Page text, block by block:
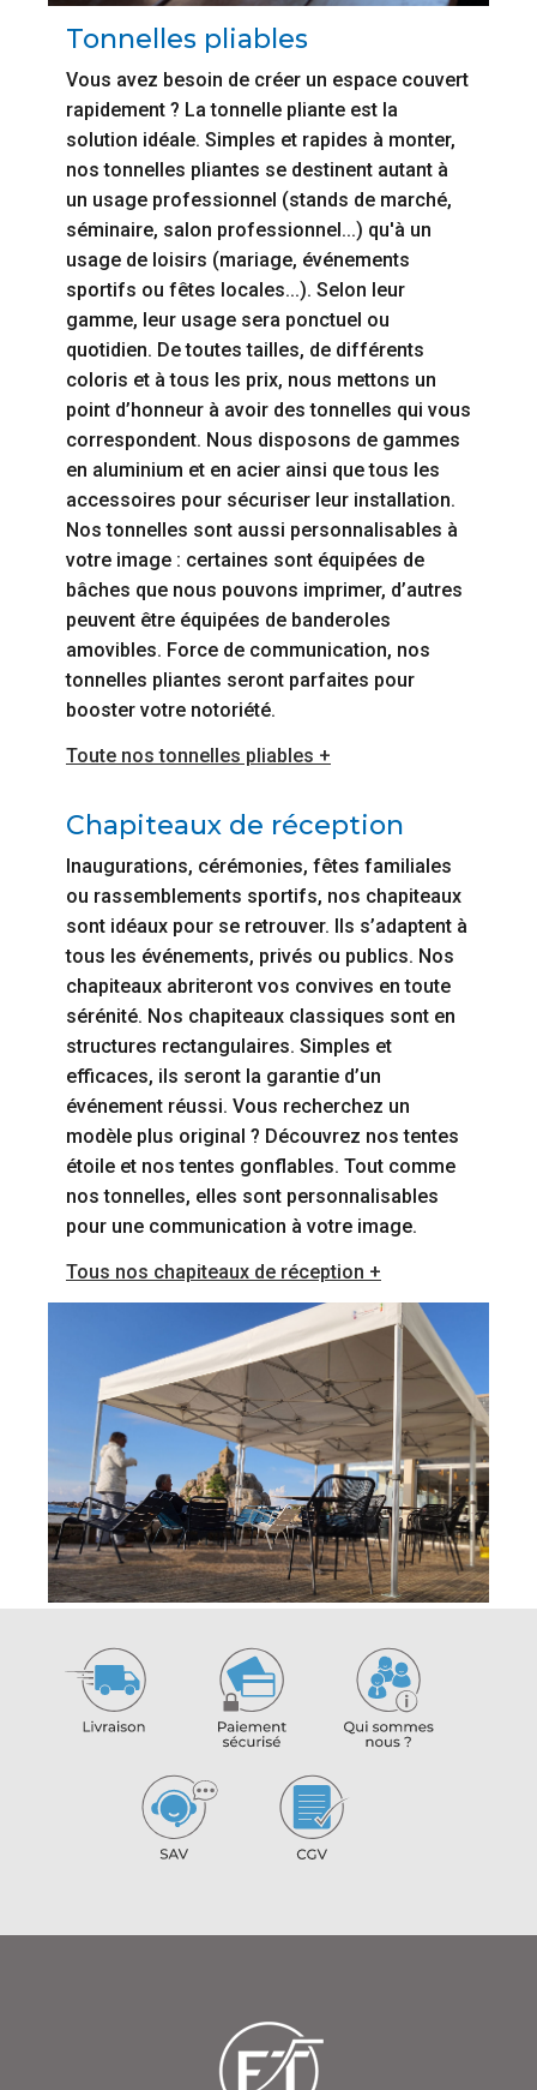
Tonnelles pliables
Vous avez besoin de créer un espace couvert
rapidement ? La tonnelle pliante est la
solution idéale. Simples et rapides à monter,
nos tonnelles pliantes se destinent autant à
un usage professionnel (stands de marché,
séminaire, salon professionnel...) qu'à un
usage de loisirs (mariage, événements
sportifs ou fêtes locales...). Selon leur
gamme, leur usage sera ponctuel ou
quotidien. De toutes tailles, de différents
coloris et à tous les prix, nous mettons un
point d’honneur à avoir des tonnelles qui vous
correspondent. Nous disposons de gammes
en aluminium et en acier ainsi que tous les
accessoires pour sécuriser leur installation.
Nos tonnelles sont aussi personnalisables à
votre image : certaines sont équipées de
bâches que nous pouvons imprimer, d’autres
peuvent être équipées de banderoles
amovibles. Force de communication, nos
tonnelles pliantes seront parfaites pour
booster votre notoriété.
Toute nos tonnelles pliables +
Chapiteaux de réception
Inaugurations, cérémonies, fêtes familiales
ou rassemblements sportifs, nos chapiteaux
sont idéaux pour se retrouver. Ils s’adaptent à
tous les événements, privés ou publics. Nos
chapiteaux abriteront vos convives en toute
sérénité. Nos chapiteaux classiques sont en
structures rectangulaires. Simples et
efficaces, ils seront la garantie d’un
événement réussi. Vous recherchez un
modèle plus original ? Découvrez nos tentes
étoile et nos tentes gonflables. Tout comme
nos tonnelles, elles sont personnalisables
pour une communication à votre image.
Tous nos chapiteaux de réception +